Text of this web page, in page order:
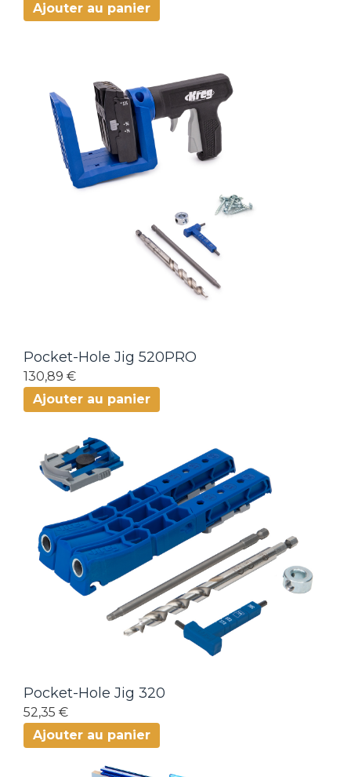
Ajouter au panier
Pocket-Hole Jig 520PRO
130,89 €
Ajouter au panier
Pocket-Hole Jig 320
52,35 €
Ajouter au panier